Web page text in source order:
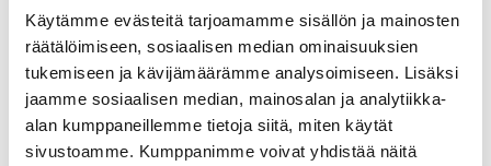
Käytämme evästeitä tarjoamamme sisällön ja mainosten
räätälöimiseen, sosiaalisen median ominaisuuksien
tukemiseen ja kävijämäärämme analysoimiseen. Lisäksi
jaamme sosiaalisen median, mainosalan ja analytiikka-
alan kumppaneillemme tietoja siitä, miten käytät
sivustoamme. Kumppanimme voivat yhdistää näitä
ostokäyttäytymiseen
Vastuullisuus
Arvot- ja Median käyttö –segmentoinnit (uusi!)
Koko tutkimusdata on mallinnettu myös Suomi